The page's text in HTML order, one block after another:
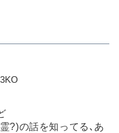
?)の話を知ってる､あ